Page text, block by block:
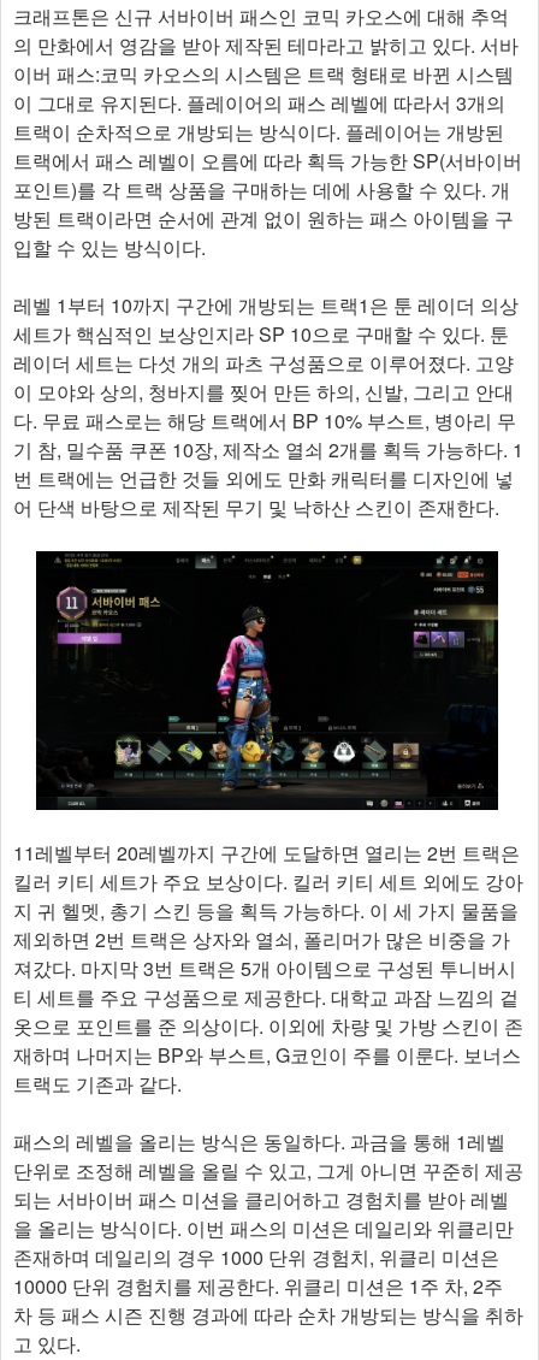
크래프톤은 신규 서바이버 패스인 코믹 카오스에 대해 추억
의 만화에서 영감을 받아 제작된 테마라고 밝히고 있다. 서바
이버 패스:코믹 카오스의 시스템은 트랙 형태로 바뀐 시스템
이 그대로 유지된다. 플레이어의 패스 레벨에 따라서 3개의
트랙이 순차적으로 개방되는 방식이다. 플레이어는 개방된
트랙에서 패스 레벨이 오름에 따라 획득 가능한 SP(서바이버
포인트)를 각 트랙 상품을 구매하는 데에 사용할 수 있다. 개
방된 트랙이라면 순서에 관계 없이 원하는 패스 아이템을 구
입할 수 있는 방식이다.
레벨 1부터 10까지 구간에 개방되는 트랙1은 툰 레이더 의상
세트가 핵심적인 보상인지라 SP 10으로 구매할 수 있다. 툰
레이더 세트는 다섯 개의 파츠 구성품으로 이루어졌다. 고양
이 모야와 상의, 청바지를 찢어 만든 하의, 신발, 그리고 안대
다. 무료 패스로는 해당 트랙에서 BP 10% 부스트, 병아리 무
기 참, 밀수품 쿠폰 10장, 제작소 열쇠 2개를 획득 가능하다. 1
번 트랙에는 언급한 것들 외에도 만화 캐릭터를 디자인에 넣
어 단색 바탕으로 제작된 무기 및 낙하산 스킨이 존재한다.
11레벨부터 20레벨까지 구간에 도달하면 열리는 2번 트랙은
킬러 키티 세트가 주요 보상이다. 킬러 키티 세트 외에도 강아
지 귀 헬멧, 총기 스킨 등을 획득 가능하다. 이 세 가지 물품을
제외하면 2번 트랙은 상자와 열쇠, 폴리머가 많은 비중을 가
져갔다. 마지막 3번 트랙은 5개 아이템으로 구성된 투니버시
티 세트를 주요 구성품으로 제공한다. 대학교 과잠 느낌의 겉
옷으로 포인트를 준 의상이다. 이외에 차량 및 가방 스킨이 존
재하며 나머지는 BP와 부스트, G코인이 주를 이룬다. 보너스
트랙도 기존과 같다.
패스의 레벨을 올리는 방식은 동일하다. 과금을 통해 1레벨
단위로 조정해 레벨을 올릴 수 있고, 그게 아니면 꾸준히 제공
되는 서바이버 패스 미션을 클리어하고 경험치를 받아 레벨
을 올리는 방식이다. 이번 패스의 미션은 데일리와 위클리만
존재하며 데일리의 경우 1000 단위 경험치, 위클리 미션은
10000 단위 경험치를 제공한다. 위클리 미션은 1주 차, 2주
차 등 패스 시즌 진행 경과에 따라 순차 개방되는 방식을 취하
고 있다.